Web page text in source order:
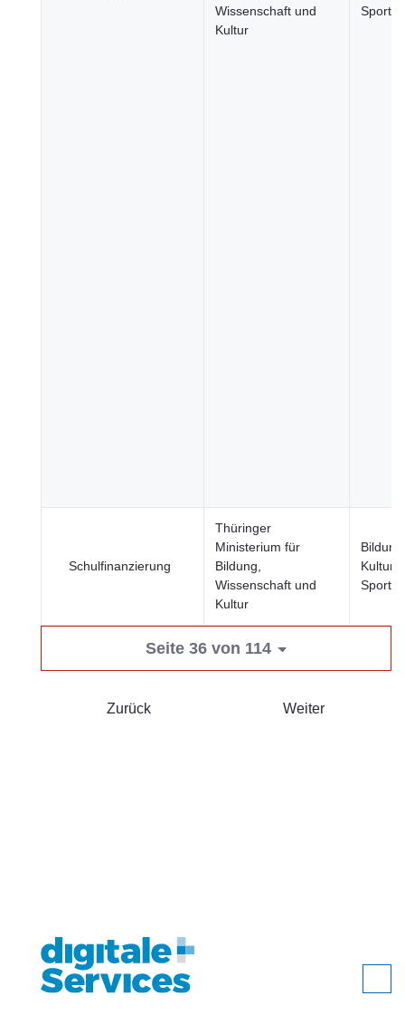
Wissenschaft und
Kultur
Sport
Schulfinanzierung
Thüringer
Ministerium für
Bildung,
Wissenschaft und
Kultur
Kultur
Sport
Seite 36 von 114
Zurück Weiter